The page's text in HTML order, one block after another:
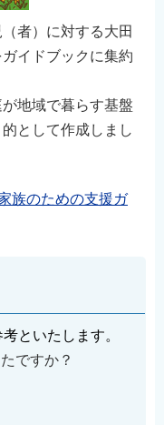
者）に対する大田
イドブックに集約
地域で暮らす基盤
として作成しまし
族のための支援ガ
といたします。
ですか？